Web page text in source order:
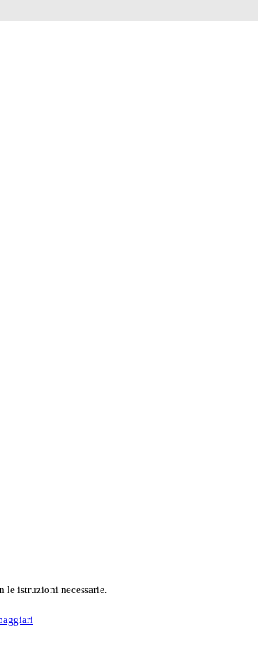
le istruzioni necessarie.